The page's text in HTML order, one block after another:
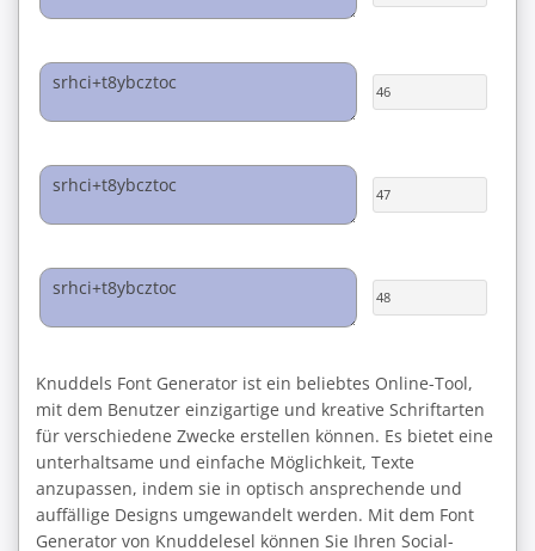
46
47
48
Knuddels Font Generator ist ein beliebtes Online-Tool,
mit dem Benutzer einzigartige und kreative Schriftarten
für verschiedene Zwecke erstellen können. Es bietet eine
unterhaltsame und einfache Möglichkeit, Texte
anzupassen, indem sie in optisch ansprechende und
auffällige Designs umgewandelt werden. Mit dem Font
Generator von Knuddelesel können Sie Ihren Social-